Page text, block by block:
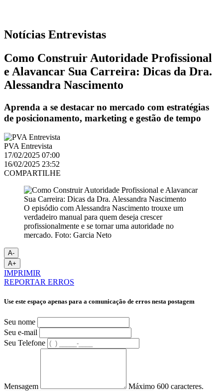
Notícias Entrevistas
Como Construir Autoridade Profissional
e Alavancar Sua Carreira: Dicas da Dra.
Alessandra Nascimento
Aprenda a se destacar no mercado com estratégias
de posicionamento, marketing e gestão de tempo
PVA Entrevista
17/02/2025 07:00
16/02/2025 23:52
COMPARTILHE
O episódio com Alessandra Nascimento trouxe um
verdadeiro manual para quem deseja crescer
profissionalmente e se tornar uma autoridade no
mercado. Foto: Garcia Neto
A-
A+
IMPRIMIR
REPORTAR ERROS
Use este espaço apenas para a comunicação de erros nesta postagem
Seu nome
Seu e-mail
Seu Telefone
Mensagem Máximo 600 caracteres.